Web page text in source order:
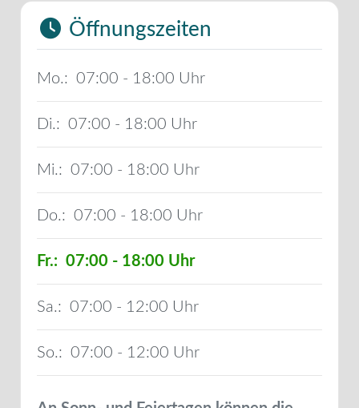
Öffnungszeiten
Mo.: 07:00 - 18:00
Di.: 07:00 - 18:00
Mi.: 07:00 - 18:00
Do.: 07:00 - 18:00
Fr.: 07:00 - 18:00
Sa.: 07:00 - 12:00
So.: 07:00 - 12:00